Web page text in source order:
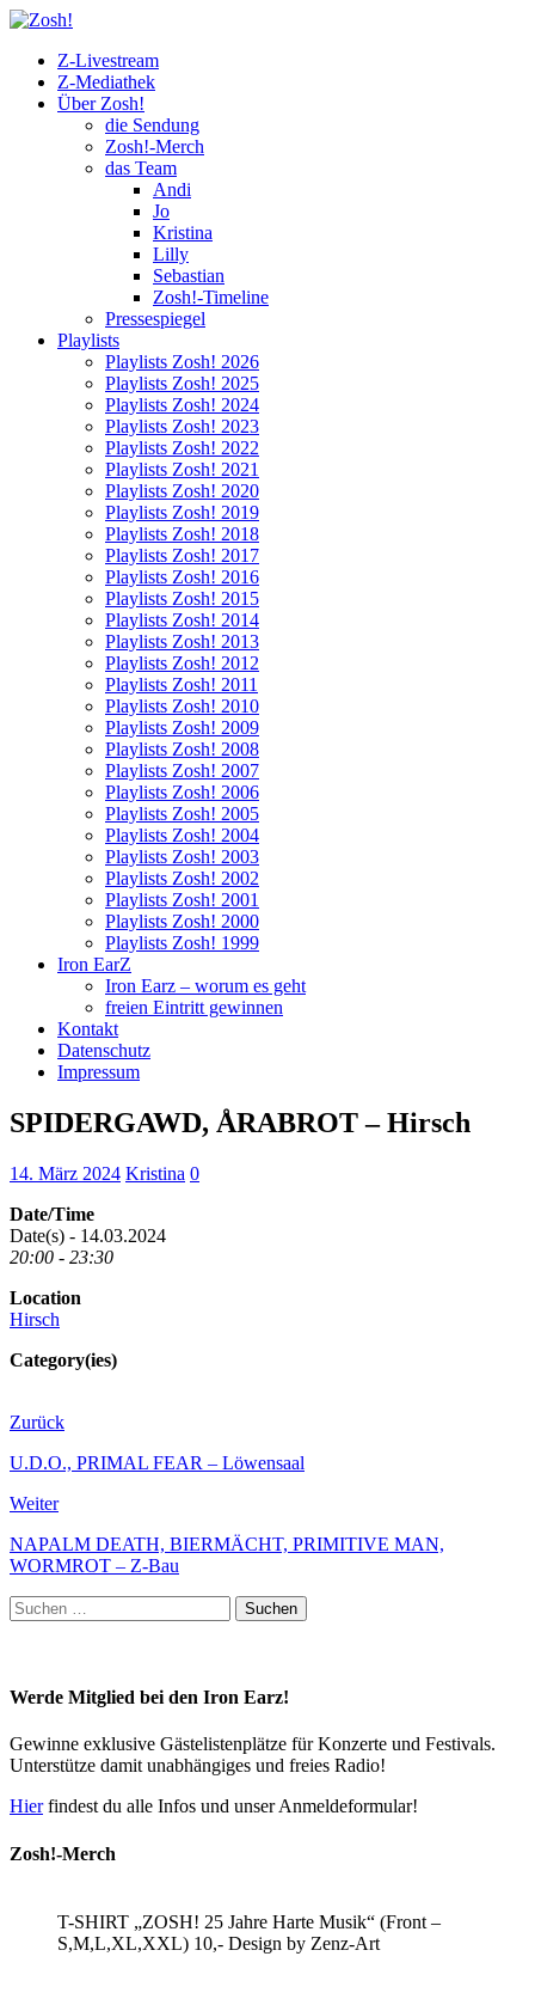
Z-Livestream
Z-Mediathek
Über Zosh!
die Sendung
Zosh!-Merch
das Team
Andi
Jo
Kristina
Lilly
Sebastian
Zosh!-Timeline
Pressespiegel
Playlists
Playlists Zosh! 2026
Playlists Zosh! 2025
Playlists Zosh! 2024
Playlists Zosh! 2023
Playlists Zosh! 2022
Playlists Zosh! 2021
Playlists Zosh! 2020
Playlists Zosh! 2019
Playlists Zosh! 2018
Playlists Zosh! 2017
Playlists Zosh! 2016
Playlists Zosh! 2015
Playlists Zosh! 2014
Playlists Zosh! 2013
Playlists Zosh! 2012
Playlists Zosh! 2011
Playlists Zosh! 2010
Playlists Zosh! 2009
Playlists Zosh! 2008
Playlists Zosh! 2007
Playlists Zosh! 2006
Playlists Zosh! 2005
Playlists Zosh! 2004
Playlists Zosh! 2003
Playlists Zosh! 2002
Playlists Zosh! 2001
Playlists Zosh! 2000
Playlists Zosh! 1999
Iron EarZ
Iron Earz – worum es geht
freien Eintritt gewinnen
Kontakt
Datenschutz
Impressum
SPIDERGAWD, ÅRABROT – Hirsch
14. März 2024 Kristina 0
Date/Time
Date(s) - 14.03.2024
20:00 - 23:30
Location
Hirsch
Category(ies)
Zurück
U.D.O., PRIMAL FEAR – Löwensaal
Weiter
NAPALM DEATH, BIERMÄCHT, PRIMITIVE MAN,
WORMROT – Z-Bau
Suchen
nach:
Werde Mitglied bei den Iron Earz!
Gewinne exklusive Gästelistenplätze für Konzerte und Festivals.
Unterstütze damit unabhängiges und freies Radio!
Hierfindest du alle Infos und unser Anmeldeformular!
Zosh!-Merch
T-SHIRT „ZOSH! 25 Jahre Harte Musik“ (Front –
S,M,L,XL,XXL) 10,- Design by Zenz-Art